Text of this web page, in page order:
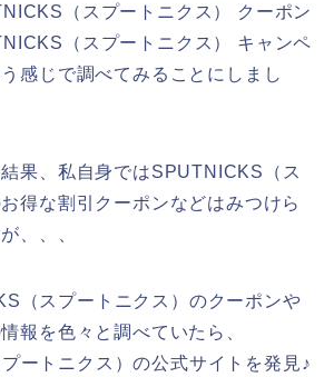
（スプートニクス） クーポン
（スプートニクス） キャンペ
感じで調べてみることにしまし
果、私自身ではSPUTNICKS（ス
得な割引クーポンなどはみつけら
、、、
（スプートニクス）のクーポンや
報を色々と調べていたら、
ートニクス）の公式サイトを発見♪